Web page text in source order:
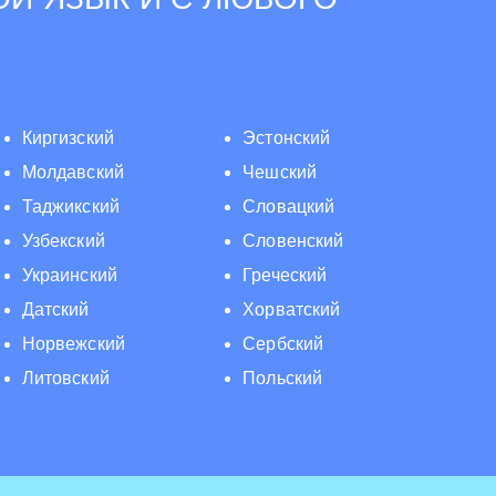
Киргизский
Молдавский
Таджикский
Узбекский
Украинский
Датский
Норвежский
Литовский
Эстонский
Чешский
Словацкий
Словенский
Греческий
Хорватский
Сербский
Польский